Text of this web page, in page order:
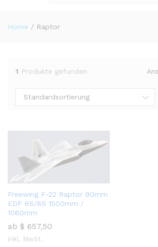
Home / Raptor
1 Produkte gefunden
Standardsortierung
Freewing F-22 Raptor 90mm
EDF 6S/8S 1500mm /
1060mm
ab $ 657,50
inkl. MwSt.